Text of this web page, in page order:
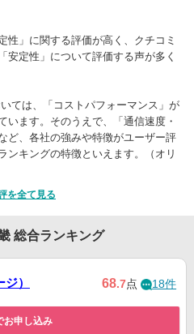
性」に関する評価が高く、クチコミ
安定性」について評価する声が多く
ては、「コストパフォーマンス」が
います。そのうえで、「通信速度・
ど、各社の強みや特徴がユーザー評
ンキングの特徴といえます。（オリ
を全て見る
総合ランキング
） 68.7点 18件
お申し込み